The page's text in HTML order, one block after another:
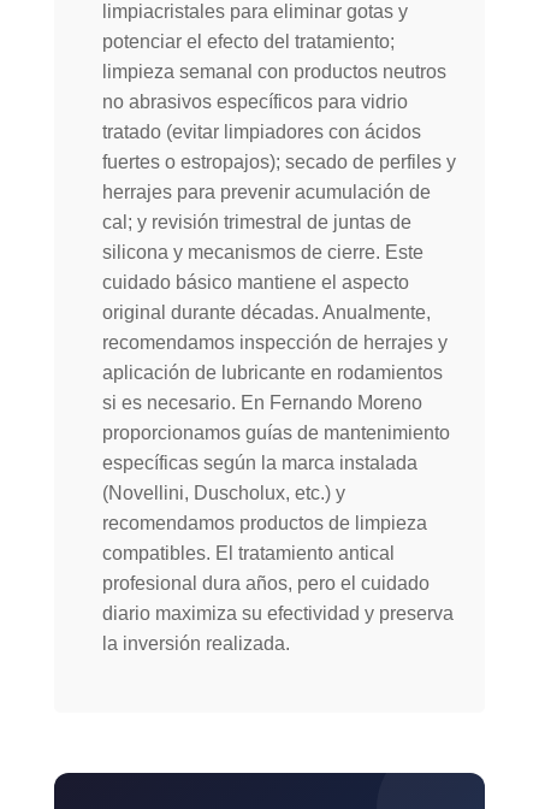
limpiacristales para eliminar gotas y
potenciar el efecto del tratamiento;
limpieza semanal con productos neutros
no abrasivos específicos para vidrio
tratado (evitar limpiadores con ácidos
fuertes o estropajos); secado de perfiles y
herrajes para prevenir acumulación de
cal; y revisión trimestral de juntas de
silicona y mecanismos de cierre. Este
cuidado básico mantiene el aspecto
original durante décadas. Anualmente,
recomendamos inspección de herrajes y
aplicación de lubricante en rodamientos
si es necesario. En Fernando Moreno
proporcionamos guías de mantenimiento
específicas según la marca instalada
(Novellini, Duscholux, etc.) y
recomendamos productos de limpieza
compatibles. El tratamiento antical
profesional dura años, pero el cuidado
diario maximiza su efectividad y preserva
la inversión realizada.